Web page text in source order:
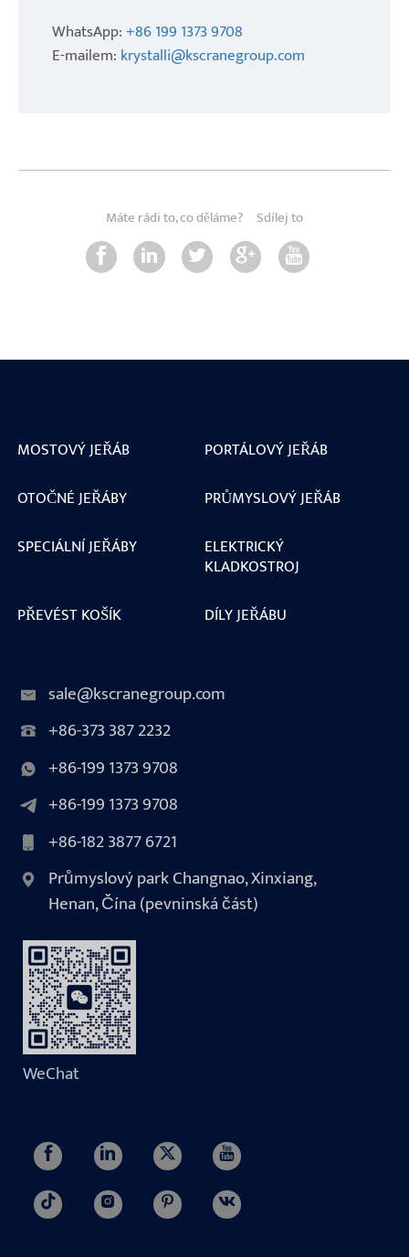
WhatsApp:+86 199 1373 9708
E-mailem: krystalli@kscranegroup.com
Máte rádi to, co děláme? Sdílej to
MOSTOVÝ JEŘÁB
PORTÁLOVÝ JEŘÁB
OTOČNÉ JEŘÁBY
PRŮMYSLOVÝ JEŘÁB
SPECIÁLNÍ JEŘÁBY
ELEKTRICKÝ
KLADKOSTROJ
PŘEVÉST KOŠÍK
DÍLY JEŘÁBU
sale@kscranegroup.com
+86-373 387 2232
+86-199 1373 9708
+86-199 1373 9708
+86-182 3877 6721
Průmyslový park Changnao, Xinxiang,
Henan, Čína (pevninská část)
WeChat